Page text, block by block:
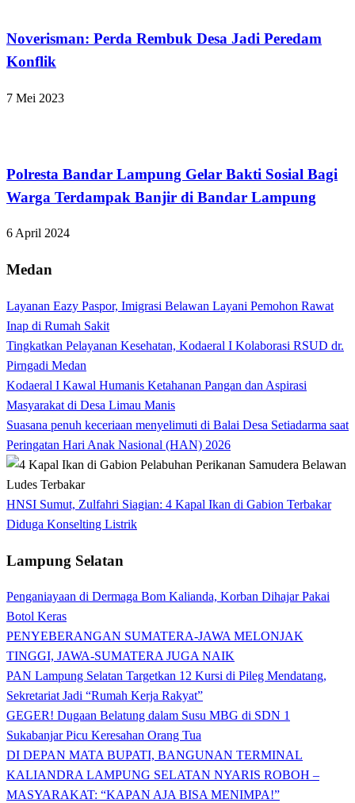
Noverisman: Perda Rembuk Desa Jadi Peredam
Konflik
7 Mei 2023
Polresta Bandar Lampung Gelar Bakti Sosial Bagi
Warga Terdampak Banjir di Bandar Lampung
6 April 2024
Medan
Layanan Eazy Paspor, Imigrasi Belawan Layani Pemohon Rawat
Inap di Rumah Sakit
Tingkatkan Pelayanan Kesehatan, Kodaeral I Kolaborasi RSUD dr.
Pirngadi Medan‎
Kodaeral I Kawal Humanis Ketahanan Pangan dan Aspirasi
Masyarakat di Desa Limau Manis
Suasana penuh keceriaan menyelimuti di Balai Desa Setiadarma saat
Peringatan Hari Anak Nasional (HAN) 2026
HNSI Sumut, Zulfahri Siagian: 4 Kapal Ikan di Gabion Terbakar
Diduga Konselting Listrik
Lampung Selatan
Penganiayaan di Dermaga Bom Kalianda, Korban Dihajar Pakai
Botol Keras
PENYEBERANGAN SUMATERA-JAWA MELONJAK
TINGGI, JAWA-SUMATERA JUGA NAIK
PAN Lampung Selatan Targetkan 12 Kursi di Pileg Mendatang,
Sekretariat Jadi “Rumah Kerja Rakyat”
GEGER! Dugaan Belatung dalam Susu MBG di SDN 1
Sukabanjar Picu Keresahan Orang Tua
DI DEPAN MATA BUPATI, BANGUNAN TERMINAL
KALIANDRA LAMPUNG SELATAN NYARIS ROBOH –
MASYARAKAT: “KAPAN AJA BISA MENIMPA!”